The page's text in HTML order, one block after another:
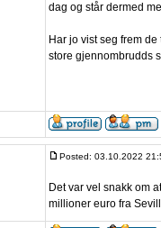
dag og står dermed
Har jo vist seg frem
store gjennombrudds
Posted: 03.10.2022
Det var vel snakk om
millioner euro fra